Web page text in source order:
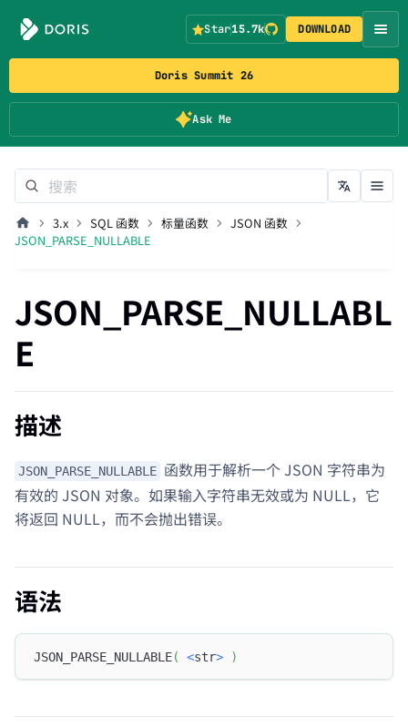
Doris Summit 26
Ask Me
Star15.7k DOWNLOAD
3.x SQL 函数 标量函数
JSON 函数
JSON_PARSE_NULLABLE
JSON_PARSE_NULLABL
E
描述
JSON_PARSE_NULLABLE 函数用于解析一个 JSON 字符串为
有效的 JSON 对象。如果输入字符串无效或为 NULL，它
将返回 NULL，而不会抛出错误。
语法
JSON_PARSE_NULLABLE( <str> )